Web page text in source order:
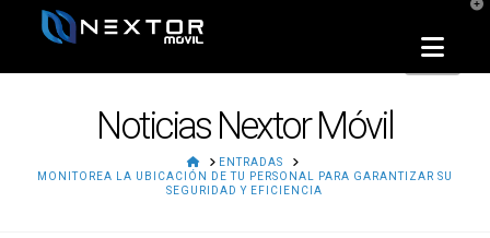
Noticias Nextor Móvil
HOMEENTRADAS
MONITOREA LA UBICACIÓN DE TU PERSONAL PARA GARANTIZAR SU
SEGURIDAD Y EFICIENCIA